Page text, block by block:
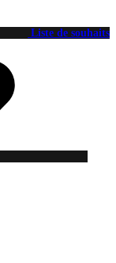
Liste de souhaits